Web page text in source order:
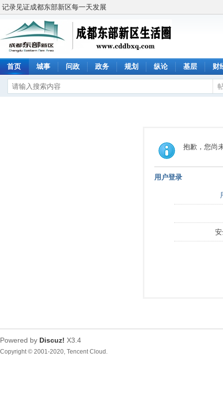
记录见证成都东部新区每一天发展
首页 城事 问政 政务 规划 纵论 基层 财
抱歉，您尚
用户登录
Powered by Discuz! X3.4
Copyright © 2001-2020, Tencent Cloud.